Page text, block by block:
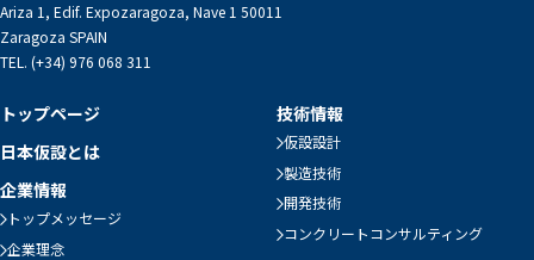
Ariza 1, Edif. Expozaragoza, Nave 1 50011
Zaragoza SPAIN
TEL. (+34) 976 068 311
トップページ
日本仮設とは
企業情報
トップメッセージ
企業理念
技術情報
仮設設計
製造技術
開発技術
コンクリートコンサルティング